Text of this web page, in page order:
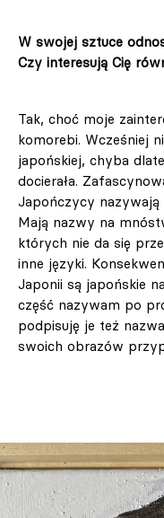
W swojej sztuce
Czy interesują Cię
Tak, choć moje
komorebi. Wcześniej
japońskiej, chyba
docierała.
Japończycy
Mają nazwy na
których nie da się
inne języki.
Japonii są japońskie
część nazywam po
podpisuję je też
swoich obrazów